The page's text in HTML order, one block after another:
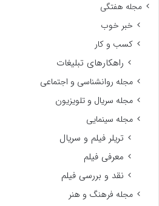
مجله هفتگی
خبر خوب
کسب و کار
راهکارهای تبلیغات
مجله روانشناسی و اجتماعی
مجله سریال و تلویزیون
مجله سینمایی
تریلر فیلم و سریال
معرفی فیلم
نقد و بررسی فیلم
مجله فرهنگ و هنر